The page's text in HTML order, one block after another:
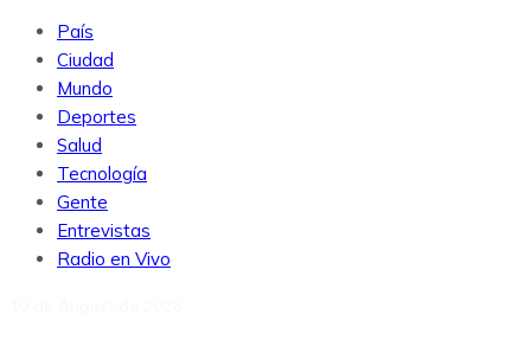
País
Ciudad
Mundo
Deportes
Salud
Tecnología
Gente
Entrevistas
Radio en Vivo